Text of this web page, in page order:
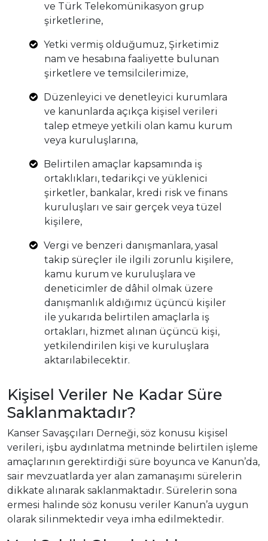
ve Türk Telekomünikasyon grup
şirketlerine,
Yetki vermiş olduğumuz, Şirketimiz
nam ve hesabına faaliyette bulunan
şirketlere ve temsilcilerimize,
Düzenleyici ve denetleyici kurumlara
ve kanunlarda açıkça kişisel verileri
talep etmeye yetkili olan kamu kurum
veya kuruluşlarına,
Belirtilen amaçlar kapsamında iş
ortaklıkları, tedarikçi ve yüklenici
şirketler, bankalar, kredi risk ve finans
kuruluşları ve sair gerçek veya tüzel
kişilere,
Vergi ve benzeri danışmanlara, yasal
takip süreçler ile ilgili zorunlu kişilere,
kamu kurum ve kuruluşlara ve
deneticimler de dâhil olmak üzere
danışmanlık aldığımız üçüncü kişiler
ile yukarıda belirtilen amaçlarla iş
ortakları, hizmet alınan üçüncü kişi,
yetkilendirilen kişi ve kuruluşlara
aktarılabilecektir.
Kişisel Veriler Ne Kadar Süre
Saklanmaktadır?
Kanser Savaşçıları Derneği, söz konusu kişisel
verileri, işbu aydınlatma metninde belirtilen işleme
amaçlarının gerektirdiği süre boyunca ve Kanun’da,
sair mevzuatlarda yer alan zamanaşımı sürelerin
dikkate alınarak saklanmaktadır. Sürelerin sona
ermesi halinde söz konusu veriler Kanun’a uygun
olarak silinmektedir veya imha edilmektedir.